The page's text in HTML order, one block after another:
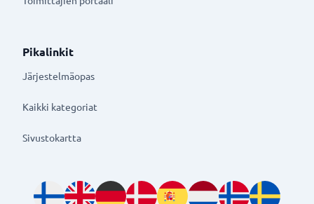
Pikalinkit
Järjestelmäopas
Kaikki kategoriat
Sivustokartta